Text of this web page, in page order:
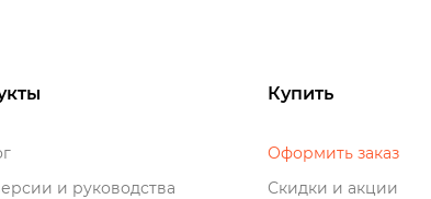
и руководства
Купить
Оформить заказ
Скидки и акции